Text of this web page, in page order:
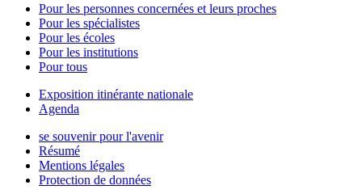
Pour les personnes concernées et leurs proches
Pour les spécialistes
Pour les écoles
Pour les institutions
Pour tous
Exposition itinérante nationale
Agenda
se souvenir pour l'avenir
Résumé
Mentions légales
Protection de données